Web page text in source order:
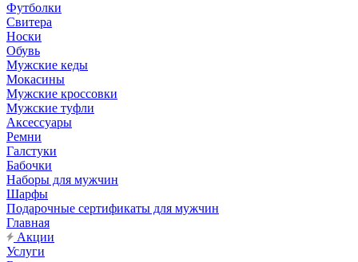
Футболки
Свитера
Носки
Обувь
Мужские кеды
Мокасины
Мужские кроссовки
Мужские туфли
Аксессуары
Ремни
Галстуки
Бабочки
Наборы для мужчин
Шарфы
Подарочные сертификаты для мужчин
Главная
Акции
Услуги